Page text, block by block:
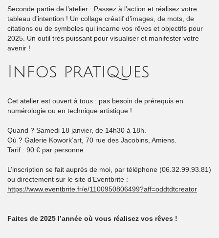
Seconde partie de l’atelier : Passez à l’action et réalisez votre
tableau d’intention ! Un collage créatif d’images, de mots, de
citations ou de symboles qui incarne vos rêves et objectifs pour
2025. Un outil très puissant pour visualiser et manifester votre
avenir !
Infos pratiques
Cet atelier est ouvert à tous : pas besoin de prérequis en
numérologie ou en technique artistique !
Quand ? Samedi 18 janvier, de 14h30 à 18h.
Où ? Galerie Kowork’art, 70 rue des Jacobins, Amiens.
Tarif : 90 € par personne
L’inscription se fait auprès de moi, par téléphone (06.32.99.93.81)
ou directement sur le site d’Eventbrite :
https://www.eventbrite.fr/e/1100950806499?aff=oddtdtcreator
Faites de 2025 l’année où vous réalisez vos rêves !